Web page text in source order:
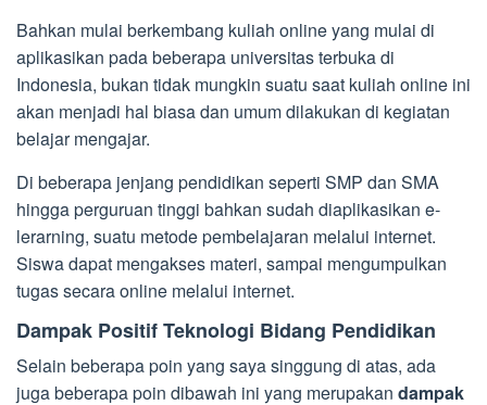
Bahkan mulai berkembang kuliah online yang mulai di
aplikasikan pada beberapa universitas terbuka di
Indonesia, bukan tidak mungkin suatu saat kuliah online ini
akan menjadi hal biasa dan umum dilakukan di kegiatan
belajar mengajar.
Di beberapa jenjang pendidikan seperti SMP dan SMA
hingga perguruan tinggi bahkan sudah diaplikasikan e-
lerarning, suatu metode pembelajaran melalui internet.
Siswa dapat mengakses materi, sampai mengumpulkan
tugas secara online melalui internet.
Dampak Positif Teknologi Bidang Pendidikan
Selain beberapa poin yang saya singgung di atas, ada
juga beberapa poin dibawah ini yang merupakan dampak